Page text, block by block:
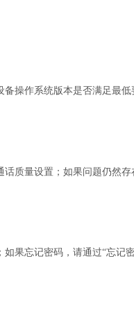
操作系统版本是否满足最
质量设置；如果问题仍然
果忘记密码，请通过“忘记